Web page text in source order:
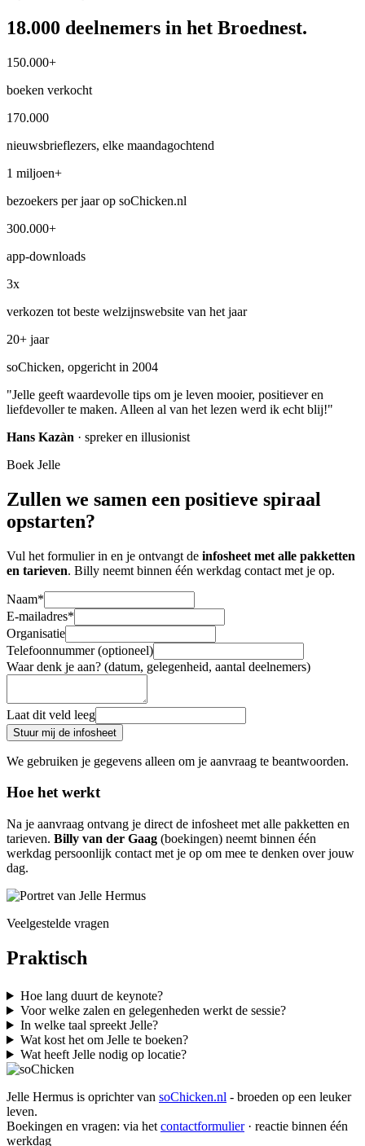
18.000 deelnemers in het Broednest.
150.000+
boeken verkocht
170.000
nieuwsbrieflezers, elke maandagochtend
1 miljoen+
bezoekers per jaar op soChicken.nl
300.000+
app-downloads
3x
verkozen tot beste welzijnswebsite van het jaar
20+ jaar
soChicken, opgericht in 2004
"Jelle geeft waardevolle tips om je leven mooier, positiever en
liefdevoller te maken. Alleen al van het lezen werd ik echt blij!"
Hans Kazàn · spreker en illusionist
Boek Jelle
Zullen we samen een positieve spiraal
opstarten?
Vul het formulier in en je ontvangt de infosheet met alle pakketten
en tarieven. Billy neemt binnen één werkdag contact met je op.
Naam*
E-mailadres*
Organisatie
Telefoonnummer (optioneel)
Waar denk je aan? (datum, gelegenheid, aantal deelnemers)
Laat dit veld leeg
Stuur mij de infosheet
We gebruiken je gegevens alleen om je aanvraag te beantwoorden.
Hoe het werkt
Na je aanvraag ontvang je direct de infosheet met alle pakketten en
tarieven. Billy van der Gaag (boekingen) neemt binnen één
werkdag persoonlijk contact met je op om mee te denken over jouw
dag.
Veelgestelde vragen
Praktisch
Hoe lang duurt de keynote?
Voor welke zalen en gelegenheden werkt de sessie?
In welke taal spreekt Jelle?
Wat kost het om Jelle te boeken?
Wat heeft Jelle nodig op locatie?
Jelle Hermus is oprichter van soChicken.nl - broeden op een leuker
leven.
Boekingen en vragen: via het contactformulier· reactie binnen één
werkdag